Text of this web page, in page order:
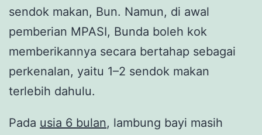
sendok makan, Bun. Namun, di awal
pemberian MPASI, Bunda boleh kok
memberikannya secara bertahap sebagai
perkenalan, yaitu 1–2 sendok makan
terlebih dahulu.
Pada usia 6 bulan, lambung bayi masih